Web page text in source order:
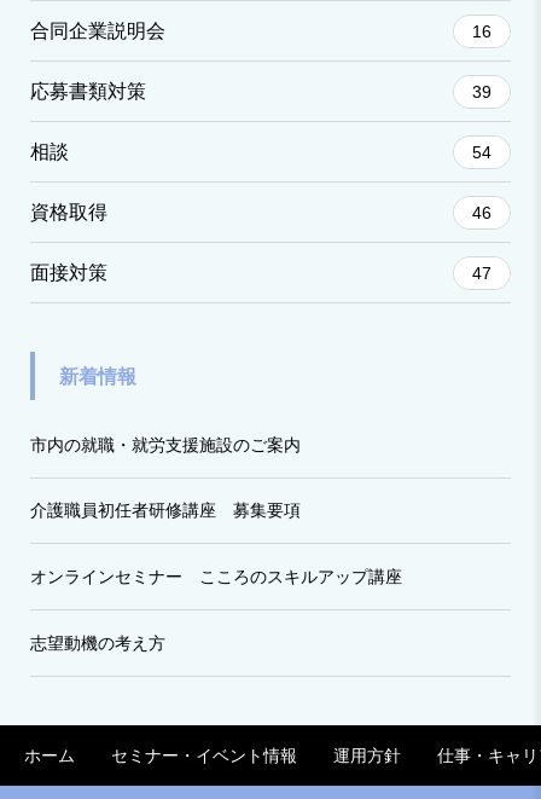
合同企業説明会 16
応募書類対策 39
相談 54
資格取得 46
面接対策 47
新着情報
市内の就職・就労支援施設のご案内
介護職員初任者研修講座 募集要項
オンラインセミナー こころのスキルアップ講座
志望動機の考え方
ホーム セミナー・イベント情報 運用方針 仕事・キャ